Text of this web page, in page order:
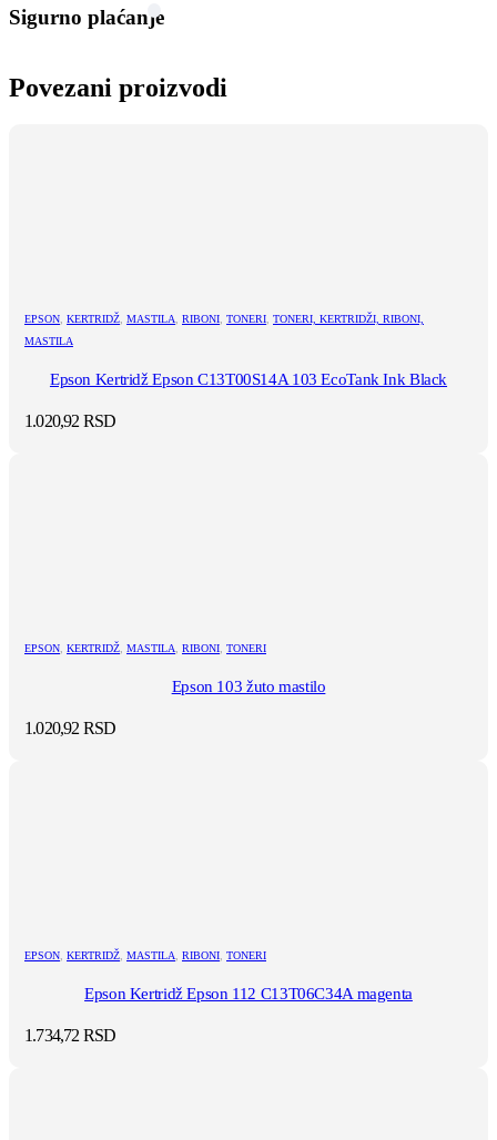
Sigurno plaćanje
Povezani proizvodi
EPSON, KERTRIDŽ, MASTILA, RIBONI, TONERI, TONERI, KERTRIDŽI, RIBONI,
MASTILA
Epson Kertridž Epson C13T00S14A 103 EcoTank Ink Black
1.020,92RSD
EPSON, KERTRIDŽ, MASTILA, RIBONI, TONERI
Epson 103 žuto mastilo
1.020,92RSD
EPSON, KERTRIDŽ, MASTILA, RIBONI, TONERI
Epson Kertridž Epson 112 C13T06C34A magenta
1.734,72RSD